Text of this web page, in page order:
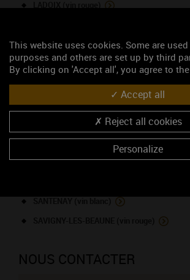
MARANGES (vin blanc)
MARANGES (vin rouge)
MARSANNAY (vin blanc)
MARSANNAY (vin rouge)
MOREY-SAINT-DENIS (vin rouge)
NUITS-SAINT-GEORGES (vin rouge)
POMMARD (vin rouge)
NOUS CONTACTER
This website uses cookies. Some are
purposes and others are set up by third
By clicking on 'Accept all', you agree to
Accept all
Reject all cookies
Personalize